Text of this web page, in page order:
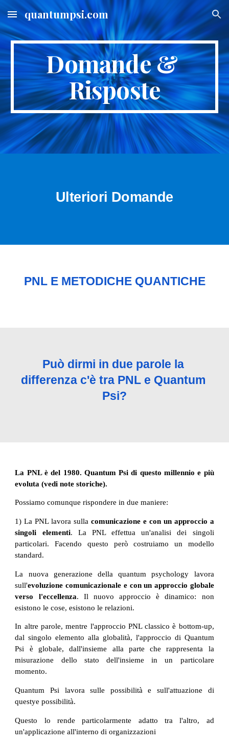
Skip to main content Skip to navigation
quantumpsi.com
Domande &
Risposte
Ulteriori Domande
PNL E METODICHE QUANTICHE
Può dirmi in due parole la
differenza c'è tra PNL e Quantum
Psi?
La PNL è del 1980. Quantum Psi di questo millennio e più
evoluta (vedi note storiche).
Possiamo comunque rispondere in due maniere:
1) La PNL lavora sulla comunicazione e con un approccio a
singoli elementi. La PNL effettua un'analisi dei singoli
particolari. Facendo questo però costruiamo un modello
standard.
La nuova generazione della quantum psychology lavora
sull'evoluzione comunicazionale e con un approccio globale
verso l'eccellenza. Il nuovo approccio è dinamico: non
esistono le cose, esistono le relazioni.
In altre parole, mentre l'approccio PNL classico è bottom-up,
dal singolo elemento alla globalità, l'approccio di Quantum
Psi è globale, dall'insieme alla parte che rappresenta la
misurazione dello stato dell'insieme in un particolare
momento.
Quantum Psi lavora sulle possibilità e sull'attuazione di
questye possibilità.
Questo lo rende particolarmente adatto tra l'altro, ad
un'applicazione all'interno di organizzazioni